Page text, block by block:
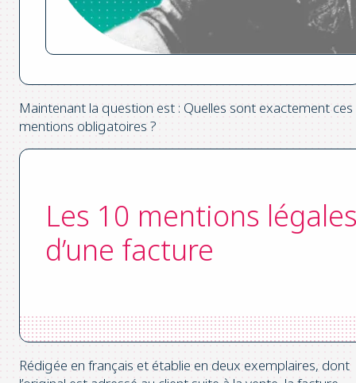
Maintenant la question est : Quelles sont exactement ces
mentions obligatoires ?
Les 10 mentions
d’une facture
Rédigée en français et établie en deux exemplaires, dont